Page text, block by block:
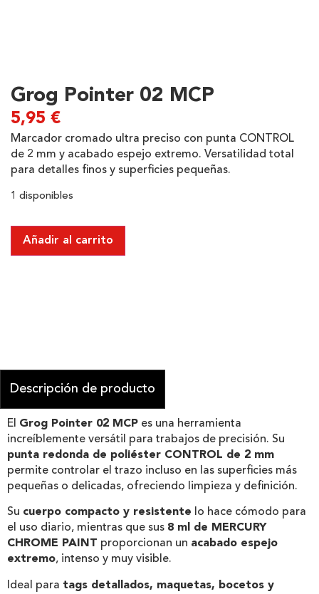
Grog Pointer 02 MCP
5,95 €
Marcador cromado ultra preciso con punta CONTROL
de 2 mm y acabado espejo extremo. Versatilidad total
para detalles finos y superficies pequeñas.
1 disponibles
Añadir al carrito
Descripción de producto
El Grog Pointer 02 MCP es una herramienta
increíblemente versátil para trabajos de precisión. Su
punta redonda de poliéster CONTROL de 2 mm
permite controlar el trazo incluso en las superficies más
pequeñas o delicadas, ofreciendo limpieza y definición.
Su cuerpo compacto y resistente lo hace cómodo para
el uso diario, mientras que sus 8 ml de MERCURY
CHROME PAINT proporcionan un acabado espejo
extremo, intenso y muy visible.
Ideal para tags detallados, maquetas, bocetos y